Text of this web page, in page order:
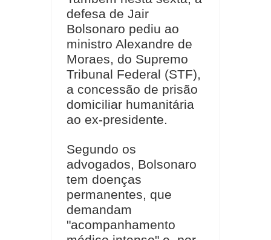
defesa de Jair
Bolsonaro pediu ao
ministro Alexandre de
Moraes, do Supremo
Tribunal Federal (STF),
a concessão de prisão
domiciliar humanitária
ao ex-presidente.
Segundo os
advogados, Bolsonaro
tem doenças
permanentes, que
demandam
"acompanhamento